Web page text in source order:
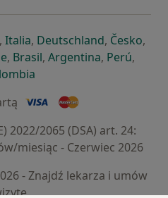
karcie
w nowej karcie
się w nowej karcie
, Italiaotwiera się w nowej
, Deutschlandotwiera się
, Česko,
nowej karcie
się w nowej karcie
otwiera się w nowej karcie
, Brasilotwiera się w nowej
, Argentinaotwiera się
, Perú,
2022/2065 (DSA) art. 24:
miesiąc - Czerwiec 2026
- Znajdź lekarza i umów